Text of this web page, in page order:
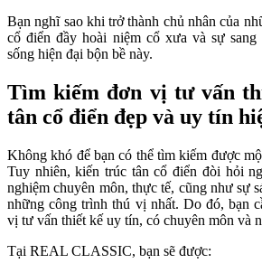
Bạn nghĩ sao khi trở thành chủ nhân của
cổ điển đầy hoài niệm cổ xưa và sự
sống hiện đại bộn bề này.
Tìm kiếm đơn vị tư vấn
tân cổ điển đẹp và uy tín
Không khó để bạn có thể tìm kiếm được
Tuy nhiên, kiến trúc tân cổ điển đòi hỏi
nghiệm chuyên môn, thực tế, cũng như sự
những công trình thú vị nhất. Do đó, bạn
vị tư vấn thiết kế uy tín, có chuyên môn và
Tại REAL CLASSIC, bạn sẽ được: